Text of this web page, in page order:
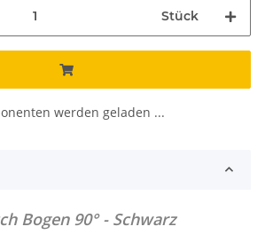
Stück
werden geladen ...
Bogen 90° - Schwarz